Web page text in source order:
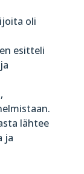
oli
esitteli
lähtee
ja